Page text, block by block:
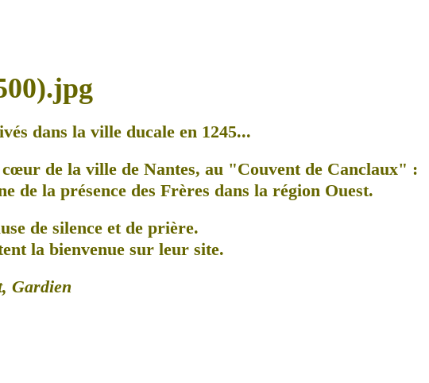
dans la ville ducale en 1245...
de la ville de Nantes, au "Couvent de Canclaux" :
de la présence des Frères dans la région Ouest.
de silence et de prière.
la bienvenue sur leur site.
Gardien